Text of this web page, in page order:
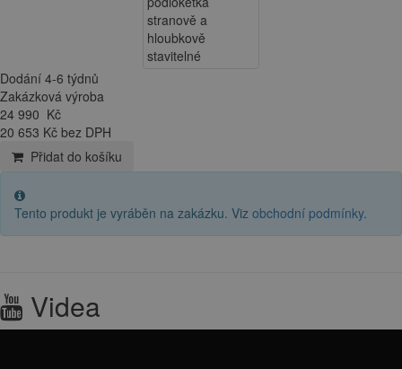
Dodání 4-6 týdnů
Zakázková výroba
24 990 Kč
20 653 Kč bez DPH
Přidat do košíku
Tento produkt je vyráběn na zakázku. Viz obchodní podmínky.
Videa